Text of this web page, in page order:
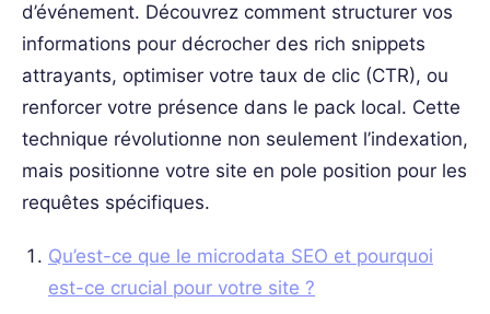
d’événement. Découvrez comment structurer vos
informations pour décrocher des rich snippets
attrayants, optimiser votre taux de clic (CTR), ou
renforcer votre présence dans le pack local. Cette
technique révolutionne non seulement l’indexation,
mais positionne votre site en pole position pour les
requêtes spécifiques.
Qu’est-ce que le microdata SEO et pourquoi
est-ce crucial pour votre site ?